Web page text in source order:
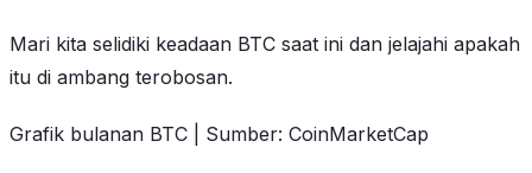
Mari kita selidiki keadaan BTC saat ini dan jelajahi apakah
itu di ambang terobosan.
Grafik bulanan BTC | Sumber: CoinMarketCap